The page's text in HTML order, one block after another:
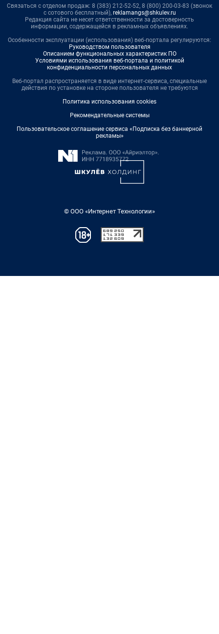
Связаться с отделом продаж: 8 (383) 212-52-52, 8 (800) 200-03-83 (звонок
с сотового бесплатный), reklamangs@shkulev.ru
Редакция сайта не несет ответственности за достоверность
информации, содержащейся в рекламных объявлениях.
Особенности эксплуатации (использования) веб-портала регулируются:
Руководством пользователя
Описанием функциональных характеристик ПО
Условиями использования веб-портала и политикой
конфиденциальности персональных данных
Веб-портал распространяется в виде интернет-сервиса, специальные
действия по установке на стороне пользователя не требуются
Политика использования cookies
Рекомендательные системы
Пользовательское соглашение сервиса «Подписка без баннерной
рекламы»
© ООО «Интернет Технологии»